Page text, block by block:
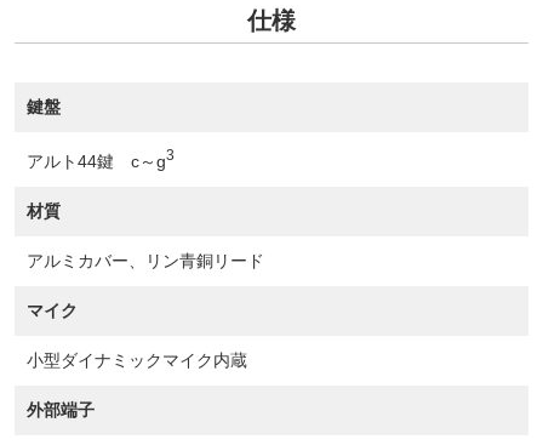
仕様
鍵盤
アルト44鍵 c～g3
材質
アルミカバー、リン青銅リード
マイク
小型ダイナミックマイク内蔵
外部端子